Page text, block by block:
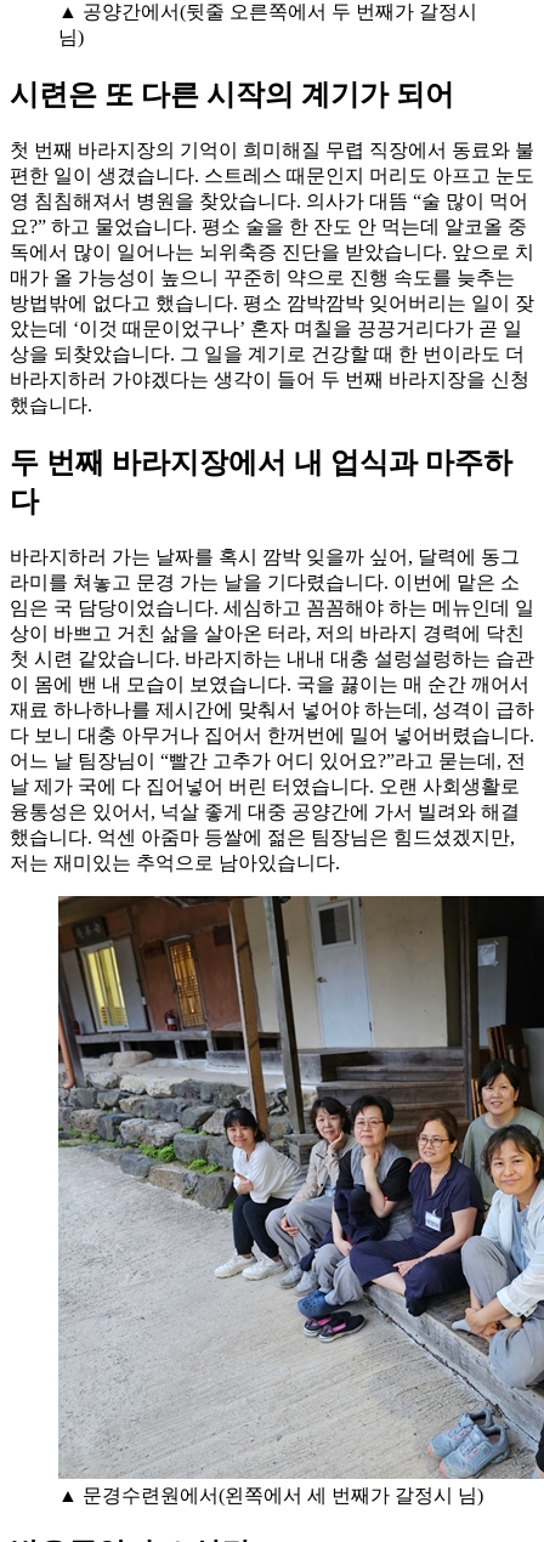
▲ 공양간에서(뒷줄 오른쪽에서 두 번째가 갈정시
님)
시련은 또 다른 시작의 계기가 되어
첫 번째 바라지장의 기억이 희미해질 무렵 직장에서 동료와 불
편한 일이 생겼습니다. 스트레스 때문인지 머리도 아프고 눈도
영 침침해져서 병원을 찾았습니다. 의사가 대뜸 “술 많이 먹어
요?” 하고 물었습니다. 평소 술을 한 잔도 안 먹는데 알코올 중
독에서 많이 일어나는 뇌위축증 진단을 받았습니다. 앞으로 치
매가 올 가능성이 높으니 꾸준히 약으로 진행 속도를 늦추는
방법밖에 없다고 했습니다. 평소 깜박깜박 잊어버리는 일이 잦
았는데 ‘이것 때문이었구나’ 혼자 며칠을 끙끙거리다가 곧 일
상을 되찾았습니다. 그 일을 계기로 건강할 때 한 번이라도 더
바라지하러 가야겠다는 생각이 들어 두 번째 바라지장을 신청
했습니다.
두 번째 바라지장에서 내 업식과 마주하
다
바라지하러 가는 날짜를 혹시 깜박 잊을까 싶어, 달력에 동그
라미를 쳐놓고 문경 가는 날을 기다렸습니다. 이번에 맡은 소
임은 국 담당이었습니다. 세심하고 꼼꼼해야 하는 메뉴인데 일
상이 바쁘고 거친 삶을 살아온 터라, 저의 바라지 경력에 닥친
첫 시련 같았습니다. 바라지하는 내내 대충 설렁설렁하는 습관
이 몸에 밴 내 모습이 보였습니다. 국을 끓이는 매 순간 깨어서
재료 하나하나를 제시간에 맞춰서 넣어야 하는데, 성격이 급하
다 보니 대충 아무거나 집어서 한꺼번에 밀어 넣어버렸습니다.
어느 날 팀장님이 “빨간 고추가 어디 있어요?”라고 묻는데, 전
날 제가 국에 다 집어넣어 버린 터였습니다. 오랜 사회생활로
융통성은 있어서, 넉살 좋게 대중 공양간에 가서 빌려와 해결
했습니다. 억센 아줌마 등쌀에 젊은 팀장님은 힘드셨겠지만,
저는 재미있는 추억으로 남아있습니다.
▲ 문경수련원에서(왼쪽에서 세 번째가 갈정시 님)